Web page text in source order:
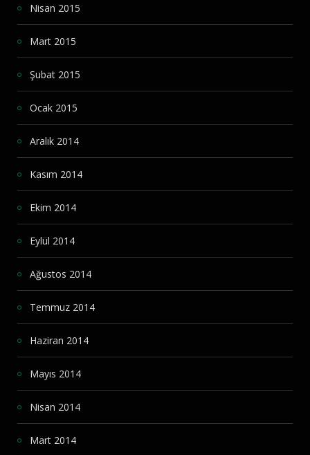
Nisan 2015
Mart 2015
Şubat 2015
Ocak 2015
Aralık 2014
Kasım 2014
Ekim 2014
Eylül 2014
Ağustos 2014
Temmuz 2014
Haziran 2014
Mayıs 2014
Nisan 2014
Mart 2014